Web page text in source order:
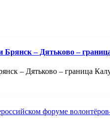
Брянск – Дятьково –
– Дятьково – граница